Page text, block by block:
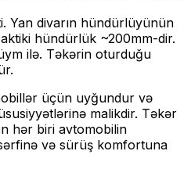
Yan divarın hündürlüyünün
hündürlük ~200mm-dir.
ilə. Təkərin oturduğu
üçün uyğundur və
malikdir. Təkər
hər biri avtomobilin
və sürüş komfortuna